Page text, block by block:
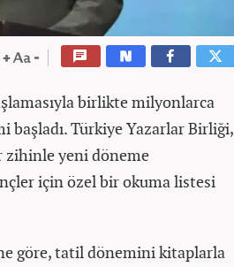
birlikte milyonlarca
Türkiye Yazarlar Birliği,
zihinle yeni döneme
için özel bir okuma listesi
göre, tatil dönemini kitaplarla